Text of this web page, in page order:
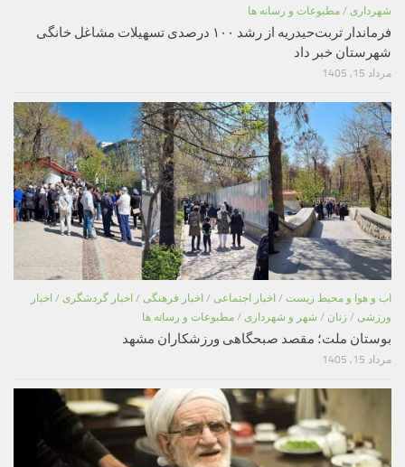
شهرداری / مطبوعات و رسانه ها
فرماندار تربت‌حیدریه از رشد ۱۰۰ درصدی تسهیلات مشاغل خانگی
شهرستان خبر داد
مرداد 15, 1405
اب و هوا و محیط زیست / اخبار اجتماعی / اخبار فرهنگی / اخبار گردشگری / اخبار
ورزشی / زنان / شهر و شهرداری / مطبوعات و رسانه ها
بوستان ملت؛ مقصد صبحگاهی ورزشکاران مشهد
مرداد 15, 1405